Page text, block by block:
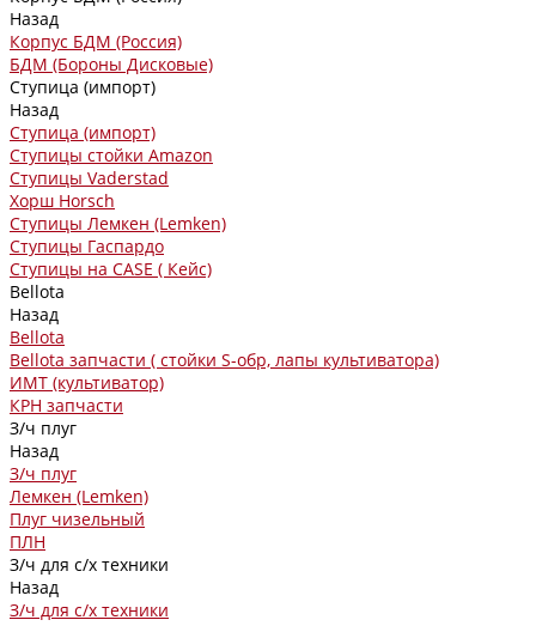
Назад
Корпус БДМ (Россия)
БДМ (Бороны Дисковые)
Ступица (импорт)
Назад
Ступица (импорт)
Ступицы стойки Amazon
Ступицы Vaderstad
Хорш Horsch
Ступицы Лемкен (Lemken)
Ступицы Гаспардо
Ступицы на CASE ( Кейс)
Bellota
Назад
Bellota
Bellota запчасти ( стойки S-обр, лапы культиватора)
ИМТ (культиватор)
КРН запчасти
З/ч плуг
Назад
З/ч плуг
Лемкен (Lemken)
Плуг чизельный
ПЛН
З/ч для с/х техники
Назад
З/ч для с/х техники